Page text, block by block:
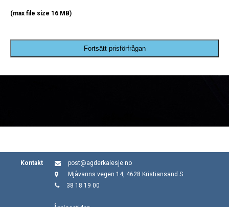
(max file size 16 MB)
Fortsätt prisförfrågan
Kontakt
post@agderkalesje.no
Mjåvanns vegen 14, 4628 Kristiansand S
38 18 19 00